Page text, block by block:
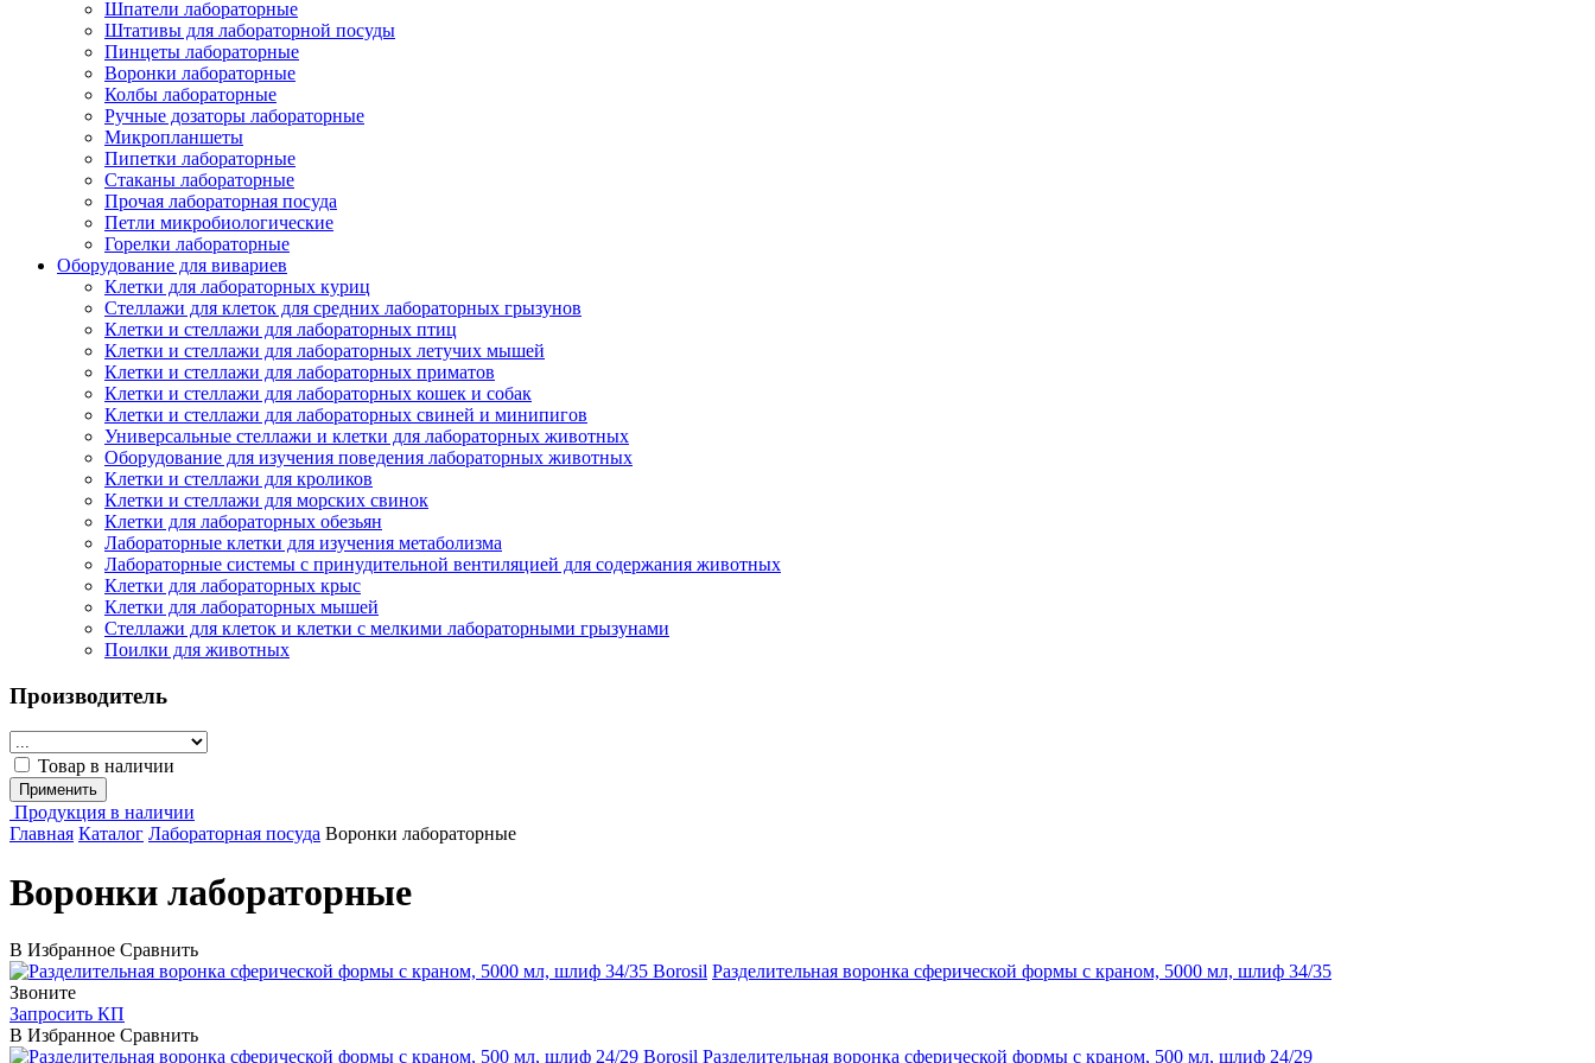
Шпатели лабораторные
Штативы для лабораторной посуды
Пинцеты лабораторные
Воронки лабораторные
Колбы лабораторные
Ручные дозаторы лабораторные
Микропланшеты
Пипетки лабораторные
Стаканы лабораторные
Прочая лабораторная посуда
Петли микробиологические
Горелки лабораторные
Оборудование для вивариев
Клетки для лабораторных куриц
Стеллажи для клеток для средних лабораторных грызунов
Клетки и стеллажи для лабораторных птиц
Клетки и стеллажи для лабораторных летучих мышей
Клетки и стеллажи для лабораторных приматов
Клетки и стеллажи для лабораторных кошек и собак
Клетки и стеллажи для лабораторных свиней и минипигов
Универсальные стеллажи и клетки для лабораторных животных
Оборудование для изучения поведения лабораторных животных
Клетки и стеллажи для кроликов
Клетки и стеллажи для морских свинок
Клетки для лабораторных обезьян
Лабораторные клетки для изучения метаболизма
Лабораторные системы с принудительной вентиляцией для содержания животных
Клетки для лабораторных крыс
Клетки для лабораторных мышей
Стеллажи для клеток и клетки с мелкими лабораторными грызунами
Поилки для животных
Производитель
Товар в наличии
Применить
Продукция в наличии
Главная Каталог Лабораторная посуда Воронки лабораторные
Воронки лабораторные
В Избранное Сравнить
Borosil Разделительная воронка сферической формы с краном, 5000 мл, шлиф 34/35
Звоните
Запросить КП
В Избранное Сравнить
Borosil Разделительная воронка сферической формы с краном, 500 мл, шлиф 24/29